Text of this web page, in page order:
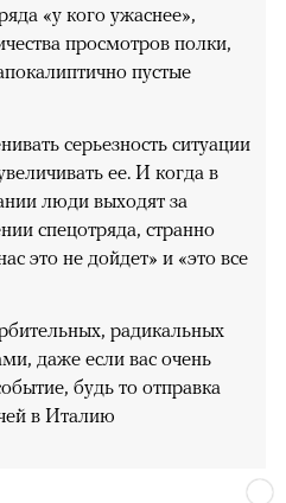
«у кого ужаснее»,
просмотров полки,
пустые
серьезность ситуации
ее. И когда в
люди выходят за
спецотряда, странно
это не дойдет» и «это все
радикальных
даже если вас очень
будь то отправка
в Италию